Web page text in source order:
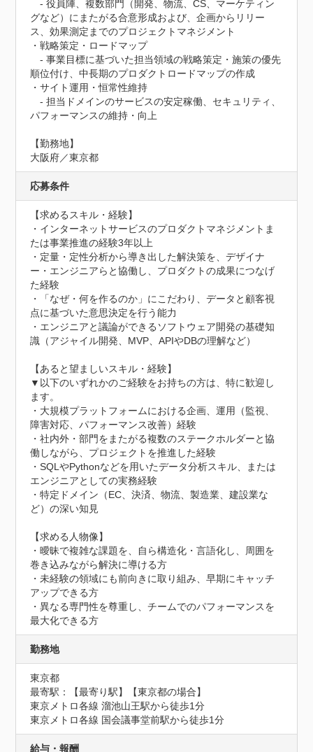
- 役員陣、複数部門（開発、物流、CS、マーケティン
グなど）にまたがる合意形成および、企画からリリー
ス、効果測定までのプロジェクトマネジメント
・戦略策定・ロードマップ
- 事業目標に基づいた担当領域の戦略策定・施策の優先
順位付け、中長期のプロダクトロードマップの作成
・サイト運用・恒常性維持
- 担当ドメインのサービスの安定稼働、セキュリティ、
パフォーマンスの維持・向上
【勤務地】
大阪府／東京都
応募条件
【求めるスキル・経験】
・インターネットサービスのプロダクトマネジメントま
たは事業推進の経験3年以上
・定量・定性分析から導き出した解決策を、デザイナ
ー・エンジニアらと協働し、プロダクトの成果につなげ
た経験
・「なぜ・何を作るのか」にこだわり、データと顧客視
点に基づいた意思決定を行う能力
・エンジニアと議論ができるソフトウェア開発の基礎知
識（アジャイル開発、MVP、APIやDBの理解など）
【あると望ましいスキル・経験】
▼以下のいずれかのご経験をお持ちの方は、特に歓迎し
ます。
・大規模プラットフォームにおける企画、運用（監視、
障害対応、パフォーマンス改善）経験
・社内外・部門をまたがる複数のステークホルダーと協
働しながら、プロジェクトを推進した経験
・SQLやPythonなどを用いたデータ分析スキル、または
エンジニアとしての実務経験
・特定ドメイン（EC、決済、物流、製造業、建設業な
ど）の深い知見
【求める人物像】
・曖昧で複雑な課題を、自ら構造化・言語化し、周囲を
巻き込みながら解決に導ける方
・未経験の領域にも前向きに取り組み、早期にキャッチ
アップできる方
・異なる専門性を尊重し、チームでのパフォーマンスを
最大化できる方
勤務地
東京都
最寄駅：【最寄り駅】【東京都の場合】
東京メトロ各線 溜池山王駅から徒歩1分
東京メトロ各線 国会議事堂前駅から徒歩1分
給与・報酬